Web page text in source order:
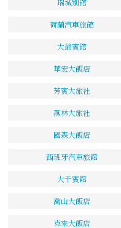
荷蘭汽車旅館
大爺賓館
華宏大飯店
芳賓大旅社
燕林大旅社
國森大飯店
西班牙汽車旅館
大千賓館
喬山大飯店
克來大飯店